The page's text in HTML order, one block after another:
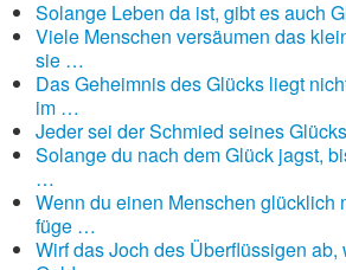
Solange Leben da ist, gibt es auch
Viele Menschen versäumen das
sie …
Das Geheimnis des Glücks liegt
im …
Jeder sei der Schmied seines
Solange du nach dem Glück jagst,
…
Wenn du einen Menschen glücklich
füge …
Wirf das Joch des Überflüssigen